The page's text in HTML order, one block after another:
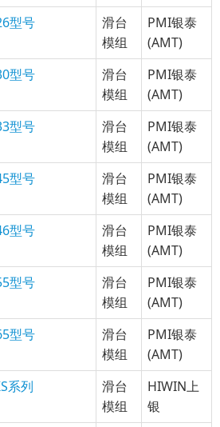
型号
滑台
模组
PMI银泰
(AMT)
型号
滑台
模组
PMI银泰
(AMT)
型号
滑台
模组
PMI银泰
(AMT)
型号
滑台
模组
PMI银泰
(AMT)
型号
滑台
模组
PMI银泰
(AMT)
型号
滑台
模组
PMI银泰
(AMT)
型号
滑台
模组
PMI银泰
(AMT)
系列
滑台
模组
HIWIN上
银